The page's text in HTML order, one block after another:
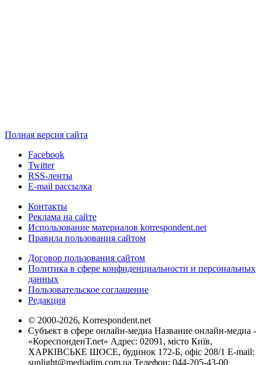
Полная версия сайта
Facebook
Twitter
RSS-ленты
E-mail рассылка
Контакты
Реклама на сайте
Использование материалов korrespondent.net
Правила пользования сайтом
Договор пользования сайтом
Политика в сфере конфиденциальности и персональных
данных
Пользовательское соглашение
Редакция
© 2000-2026, Korrespondent.net
Субъект в сфере онлайн-медиа Название онлайн-медиа -
«КореспонденТ.net» Адрес: 02091, місто Київ,
ХАРКІВСЬКЕ ШОСЕ, будинок 172-Б, офіс 208/1 E-mail:
sunlight@mediadim.com.ua Телефон: 044-205-43-00